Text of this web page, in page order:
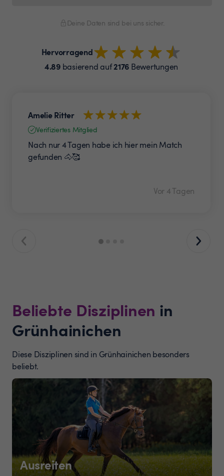
Deine Daten sind bei uns sicher.
Hervorragend
4.89basierend auf2176 Bewertungen
Amelie Ritter
Verifiziertes Mitglied
Nach nur 4 Tagen habe ich hier mein Match
gefunden 🐴🥰
Vor 4 Tagen
Beliebte Disziplinen in
Grünhainichen
Diese Disziplinen sind in Grünhainichen besonders
beliebt.
Ausreiten